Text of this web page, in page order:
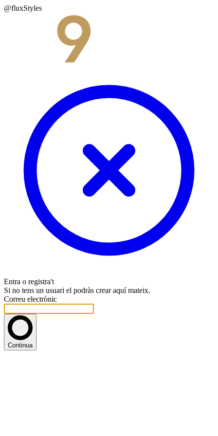
@fluxStyles
Entra o registra't
Si no tens un usuari el podràs crear aquí mateix.
Correu electrònic
Continua